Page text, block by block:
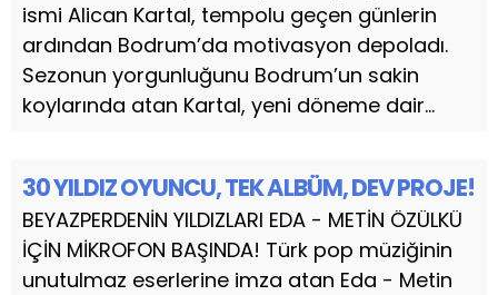
ismi Alican Kartal, tempolu geçen günlerin
ardından Bodrum’da motivasyon depoladı.
Sezonun yorgunluğunu Bodrum’un sakin
koylarında atan Kartal, yeni döneme dair...
30 YILDIZ OYUNCU, TEK ALBÜM, DEV PROJE!
BEYAZPERDENİN YILDIZLARI EDA - METİN ÖZÜLKÜ
İÇİN MİKROFON BAŞINDA! Türk pop müziğinin
unutulmaz eserlerine imza atan Eda - Metin